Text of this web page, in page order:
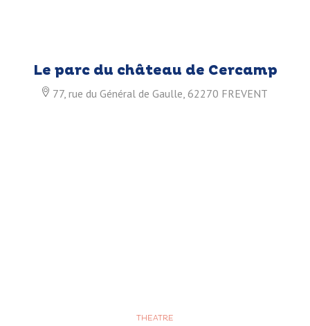
Le parc du château de Cercamp
77, rue du Général de Gaulle, 62270 FREVENT
THEATRE